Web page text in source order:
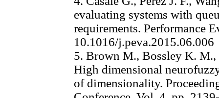
evaluating systems with
requirements. Performance
10.1016/j.peva.2015.06.006
5. Brown M., Bossley K.
High dimensional
of dimensionality.